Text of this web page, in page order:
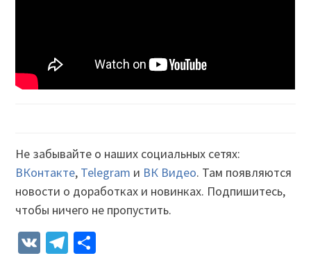
Не забывайте о наших социальных сетях:
ВКонтакте, Telegram и ВК Видео. Там появляются
новости о доработках и новинках. Подпишитесь,
чтобы ничего не пропустить.
VK Telegram